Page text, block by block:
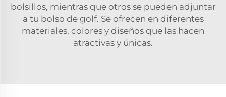
bolsillos, mientras que otros se pueden adjuntar
a tu bolso de golf. Se ofrecen en diferentes
materiales, colores y diseños que las hacen
atractivas y únicas.